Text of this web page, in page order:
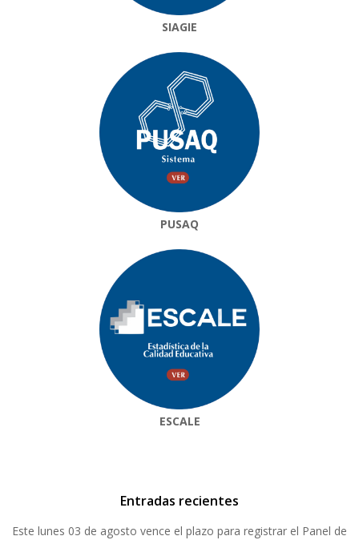
SIAGIE
PUSAQ
ESCALE
Entradas recientes
Este lunes 03 de agosto vence el plazo para registrar el Panel de